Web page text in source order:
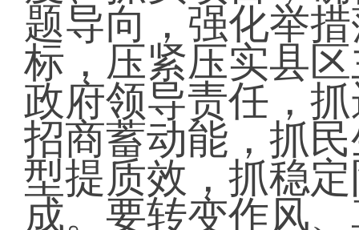
题导向，强化举
标，压紧压实县
政府领导责任，
招商蓄动能，抓
型提质效，抓稳
成。要转变作风